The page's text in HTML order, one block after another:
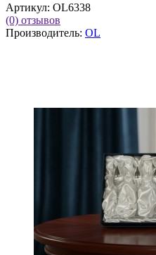
Артикул: OL6338
(0) отзывов
Производитель: OL